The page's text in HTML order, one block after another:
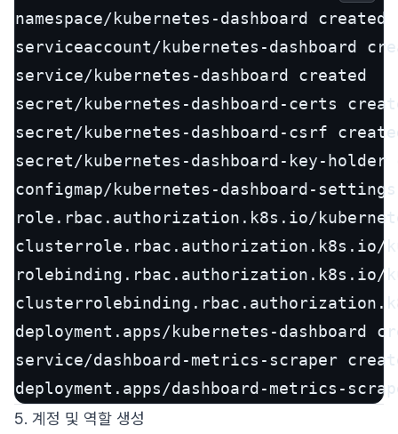
namespace/kubernetes-dashboard created
serviceaccount/kubernetes-dashboard
service/kubernetes-dashboard created
secret/kubernetes-dashboard-certs
secret/kubernetes-dashboard-csrf
secret/kubernetes-dashboard-key-holder
configmap/kubernetes-dashboard-
role.rbac.authorization.k8s.io/
clusterrole.rbac.authorization.k8s.io/
rolebinding.rbac.authorization.k8s.io/
deployment.apps/kubernetes-dashboard
service/dashboard-metrics-scraper
deployment.apps/dashboard-metrics-
5. 계정 및 역할 생성